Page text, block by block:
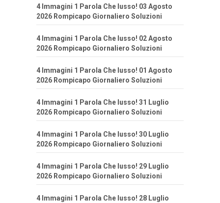
4 Immagini 1 Parola Che lusso! 03 Agosto
2026 Rompicapo Giornaliero Soluzioni
4 Immagini 1 Parola Che lusso! 02 Agosto
2026 Rompicapo Giornaliero Soluzioni
4 Immagini 1 Parola Che lusso! 01 Agosto
2026 Rompicapo Giornaliero Soluzioni
4 Immagini 1 Parola Che lusso! 31 Luglio
2026 Rompicapo Giornaliero Soluzioni
4 Immagini 1 Parola Che lusso! 30 Luglio
2026 Rompicapo Giornaliero Soluzioni
4 Immagini 1 Parola Che lusso! 29 Luglio
2026 Rompicapo Giornaliero Soluzioni
4 Immagini 1 Parola Che lusso! 28 Luglio